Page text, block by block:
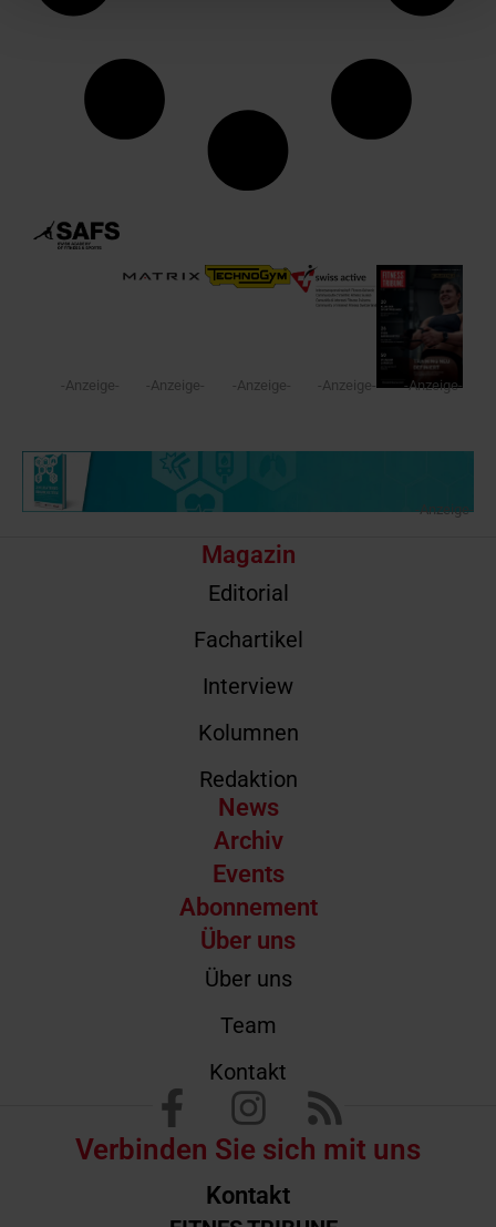
-Anzeige- -Anzeige- -Anzeige- -Anzeige- -Anzeige-
-Anzeige-
Magazin
Editorial
Fachartikel
Interview
Kolumnen
Redaktion
News
Archiv
Events
Abonnement
Über uns
Über uns
Team
Kontakt
Kontakt
Verbinden Sie sich mit uns